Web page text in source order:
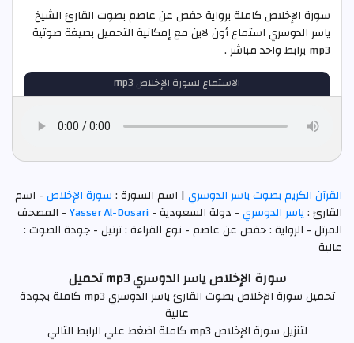
سورة الإخلاص كاملة برواية حفص عن عاصم بصوت القارئ الشيخ
ياسر الدوسري استماع أون لاين مع إمكانية التحميل بصيغة صوتية
mp3 برابط واحد مباشر .
الاستماع لسورة الإخلاص mp3
القرآن الكريم بصوت ياسر الدوسري| اسم السورة :سورة الإخلاص- اسم
القارئ :ياسر الدوسري- دولة السعودية -Yasser Al-Dosari- المصحف
المرتل - الرواية : حفص عن عاصم - نوع القراءة : ترتيل - جودة الصوت :
عالية
سورة الإخلاص ياسر الدوسري mp3 تحميل
تحميل سورة الإخلاص بصوت القارئ ياسر الدوسري mp3 كاملة بجودة
عالية
لتنزيل سورة الإخلاص mp3 كاملة اضغط علي الرابط التالي